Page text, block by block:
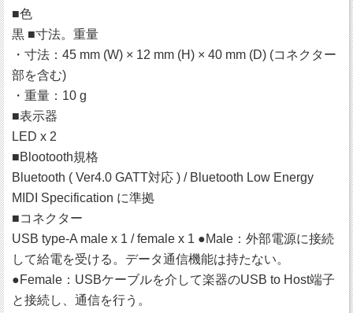
■色
黒 ■寸法。重量
・寸法：45 mm (W) × 12 mm (H) × 40 mm (D) (コネクター
部を含む)
・重量：10 g
■表示器
LED x 2
■Blootooth規格
Bluetooth ( Ver4.0 GATT対応 ) / Bluetooth Low Energy
MIDI Specification に準拠
■コネクター
USB type-A male x 1 / female x 1 ●Male：外部電源に接続
して給電を受ける。データ通信機能は持たない。
●Female：USBケーブルを介して楽器のUSB to Host端子
と接続し、通信を行う。